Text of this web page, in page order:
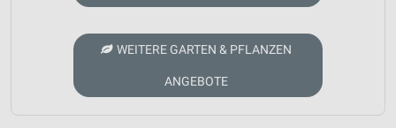
WEITERE GARTEN & PFLANZEN
ANGEBOTE